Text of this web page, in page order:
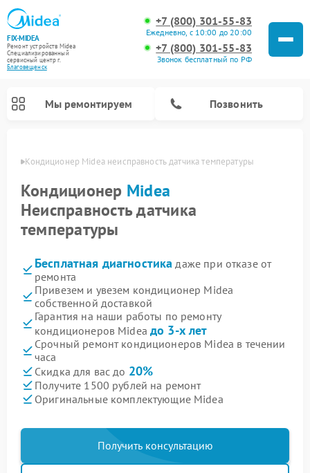
FIX-MIDEA
Ремонт устройств Midea
Специализированный
cервисный центр г.
Благовещенск
+7 (800) 301-55-83
Ежедневно, с 10:00 до 20:00
+7 (800) 301-55-83
Звонок бесплатный по РФ
Мы ремонтируем Позвонить
Кондиционер Midea неисправность датчика температуры
Кондиционер Midea
Неисправность датчика
температуры
Бесплатная диагностика даже при отказе от
ремонта
Привезем и увезем кондиционер Midea
собственной доставкой
Гарантия на наши работы по ремонту
кондиционеров Mideaдо 3-х лет
Срочный ремонт кондиционеров Midea в течении
часа
Скидка для вас до 20%
Получите 1500 рублей на ремонт
Оригинальные комплектующие Midea
Получить консультацию